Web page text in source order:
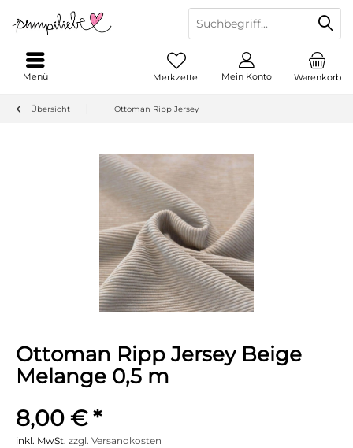
Warenkorb
Merkzettel Mein Konto
Menü
Übersicht Ottoman Ripp Jersey
Ottoman Ripp Jersey Beige
Melange 0,5 m
8,00 € *
inkl. MwSt. zzgl. Versandkosten